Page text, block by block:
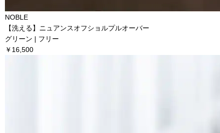
NOBLE
【洗える】ニュアンスオフショルプルオーバー
グリーン | フリー
￥16,500